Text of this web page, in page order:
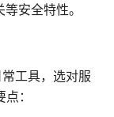
安全特性。
工具，选对服
：